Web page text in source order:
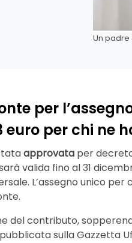
Un padre
per
euro per chi ne
approvata per
valida fino al 31
L’assegno unico per
del contributo,
sulla Gazzetta